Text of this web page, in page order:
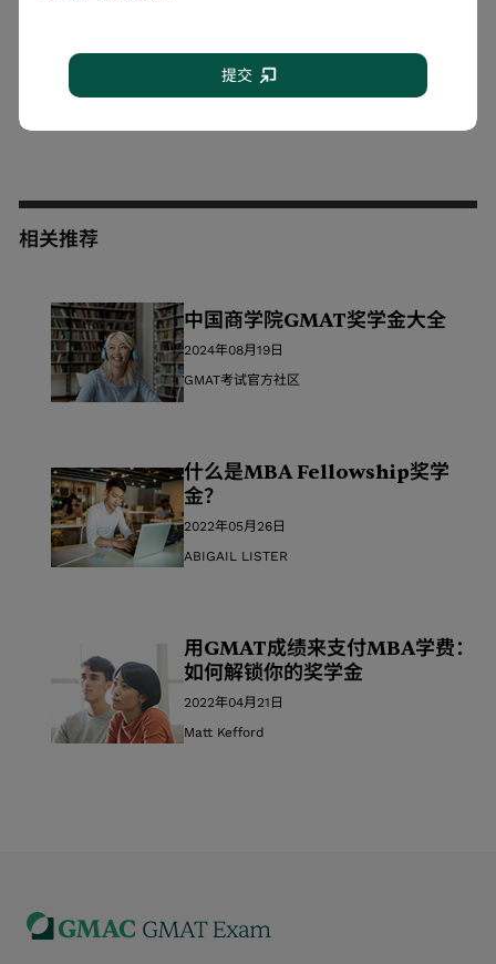
编制MBA申请所需的信息和指导，这些信息和指导能提高
你的申请故事的水平，并帮助你从其他合格申请者中脱颖
相关推荐
中国商学院GMAT奖学金大全
2024年08月19日
GMAT考试官方社区
什么是MBA Fellowship奖学
金？
2022年05月26日
ABIGAIL LISTER
用GMAT成绩来支付MBA学费：
如何解锁你的奖学金
2022年04月21日
Matt Kefford
提交